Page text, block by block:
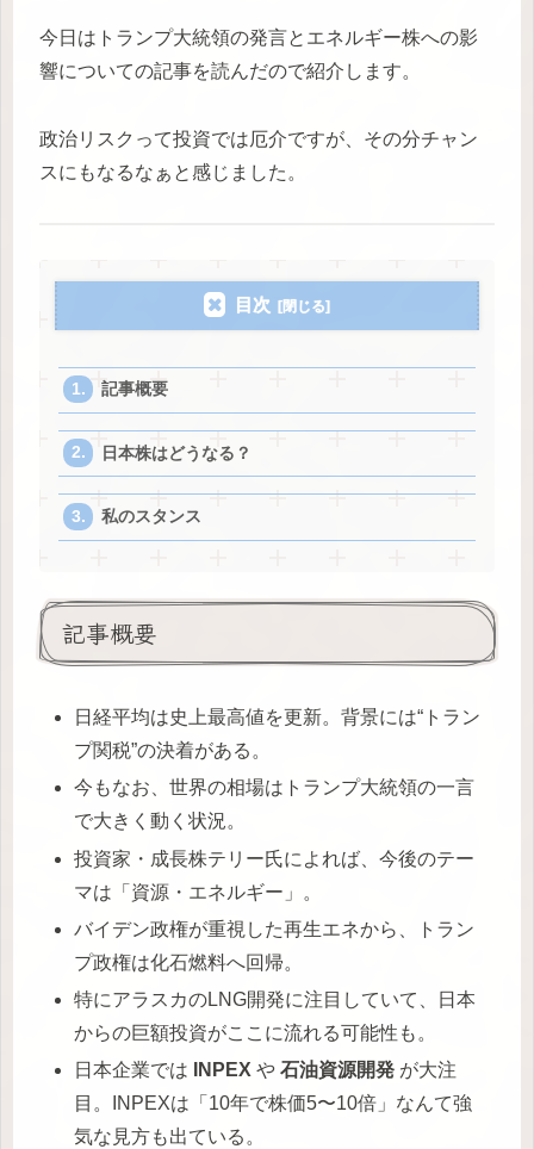
今日はトランプ大統領の発言とエネルギー株への影
響についての記事を読んだので紹介します。
政治リスクって投資では厄介ですが、その分チャン
スにもなるなぁと感じました。
目次
記事概要
日本株はどうなる？
私のスタンス
記事概要
日経平均は史上最高値を更新。背景には“トラン
プ関税”の決着がある。
今もなお、世界の相場はトランプ大統領の一言
で大きく動く状況。
投資家・成長株テリー氏によれば、今後のテー
マは「資源・エネルギー」。
バイデン政権が重視した再生エネから、トラン
プ政権は化石燃料へ回帰。
特にアラスカのLNG開発に注目していて、日本
からの巨額投資がここに流れる可能性も。
日本企業では
INPEX や石油資源開発 が大注
目。INPEXは「10年で株価5〜10倍」なんて強
気な見方も出ている。